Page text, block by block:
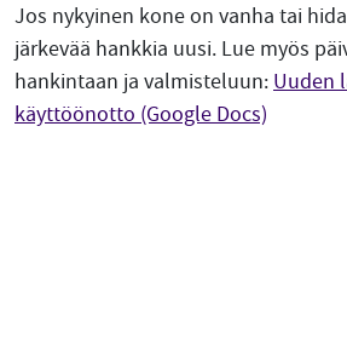
Jos nykyinen kone on vanha tai
järkevää hankkia uusi. Lue myös
hankintaan ja valmisteluun: Uuden
käyttöönotto (Google Docs)